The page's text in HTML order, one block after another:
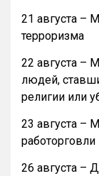
21 августа –
терроризма
22 августа –
людей,
религии или
23 августа –
26 августа –